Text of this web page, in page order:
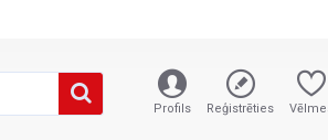
Profils Reģistrēties